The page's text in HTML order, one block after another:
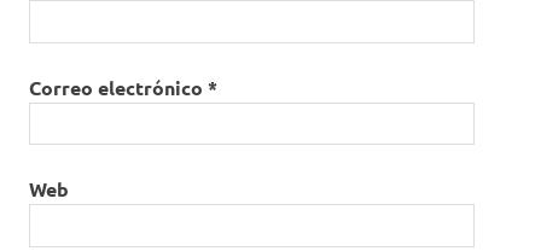
Correo electrónico *
Web